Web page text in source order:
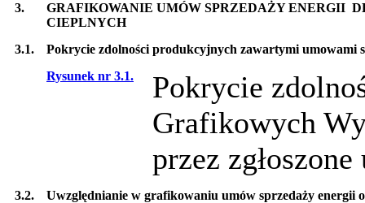
3.
GRAFIKOWANIE UMÓW SPRZEDAŻY ENERGII
CIEPLNYCH
3.1.
Pokrycie zdolności produkcyjnych zawartymi umowami
Rysunek nr 3.1.
Pokrycie
Grafikowych
przez
3.2.
Uwzględnianie w grafikowaniu umów sprzedaży energii